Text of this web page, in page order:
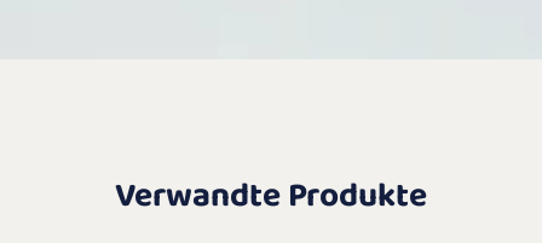
Verwandte Produkte